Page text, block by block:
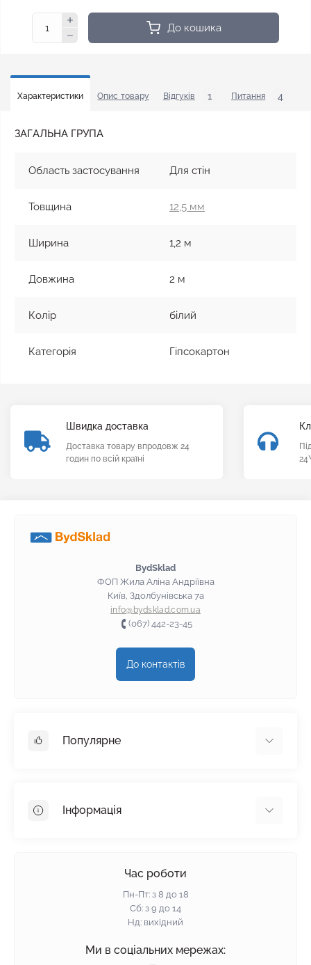
До кошика
Характеристики Опис товару Відгуків 1 Питання 4
ЗАГАЛЬНА ГРУПА
Область застосування Для стін
Товщина 12,5 мм
Ширина 1,2 м
Довжина 2 м
Колір білий
Категорія Гіпсокартон
Швидка доставка
Доставка товару впродовж 24
годин по всій країні
BydSklad
ФОП Жила Аліна Андріївна
Київ, Здолбунівська 7а
info@bydsklad.com.ua
(067) 442-23-45
До контактів
Популярне
Пінопласт
Інформація
Гарантія та повернення
Політика конфіденційності
Час роботи
Пн-Пт: з 8 до 18
Сб: з 9 до 14
Нд: вихідний
Ми в соціальних мережах: